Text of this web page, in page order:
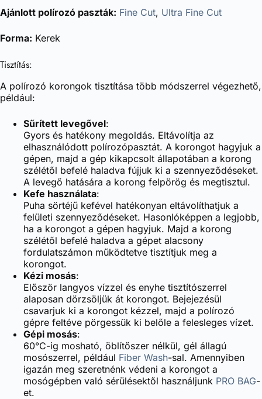
Ajánlott polírozó paszták: Fine Cut, Ultra Fine Cut
Forma: Kerek
Tisztítás:
A polírozó korongok tisztítása több módszerrel végezhető,
például:
Sűrített levegővel:
Gyors és hatékony megoldás. Eltávolítja az
elhasználódott polírozópasztát. A korongot hagyjuk a
gépen, majd a gép kikapcsolt állapotában a korong
szélétől befelé haladva fújjuk ki a szennyeződéseket.
A levegő hatására a korong felpörög és megtisztul.
Kefe használata:
Puha sörtéjű kefével hatékonyan eltávolíthatjuk a
felületi szennyeződéseket. Hasonlóképpen a legjobb,
ha a korongot a gépen hagyjuk. Majd a korong
szélétől befelé haladva a gépet alacsony
fordulatszámon működtetve tisztítjuk meg a
korongot.
Kézi mosás:
Először langyos vízzel és enyhe tisztítószerrel
alaposan dörzsöljük át korongot. Bejejezésül
csavarjuk ki a korongot kézzel, majd a polírozó
gépre feltéve pörgessük ki belőle a felesleges vízet.
Gépi mosás:
60°C-ig mosható, öblítőszer nélkül, gél állagú
mosószerrel, például Fiber Wash-sal. Amennyiben
igazán meg szeretnénk védeni a korongot a
mosógépben való sérülésektől használjunk PRO BAG-
et.